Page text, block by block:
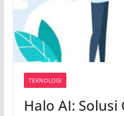
TEKNOLOGI
Halo AI: Solusi